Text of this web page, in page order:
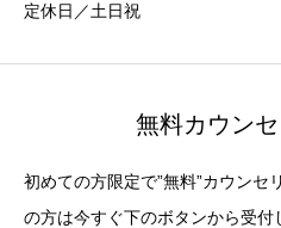
定休日／土日祝
無料カウン
初めての方限定で”無料”カウンセ
の方は今すぐ下のボタンから受付